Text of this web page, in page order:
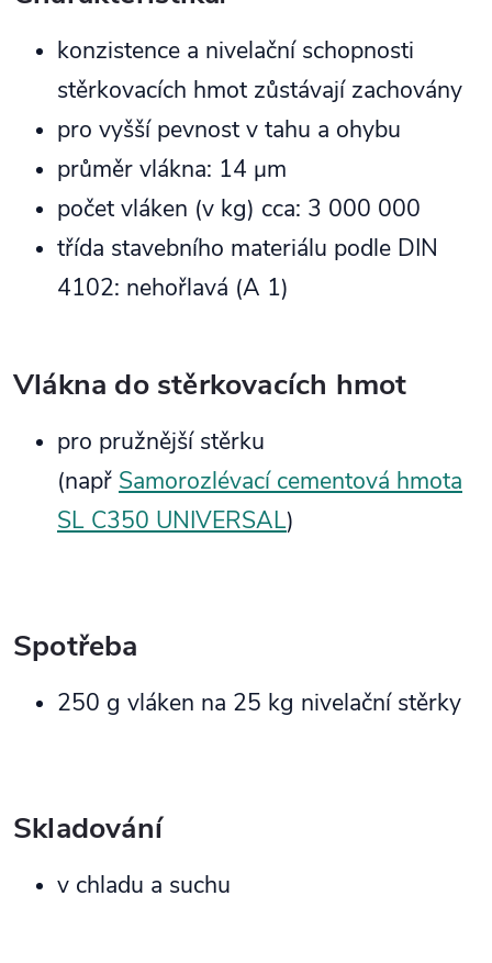
konzistence a nivelační schopnosti
stěrkovacích hmot zůstávají zachovány
pro vyšší pevnost v tahu a ohybu
průměr vlákna: 14 μm
počet vláken (v kg) cca: 3 000 000
třída stavebního materiálu podle DIN
4102: nehořlavá (A 1)
Vlákna do stěrkovacích hmot
pro pružnější stěrku
(např Samorozlévací cementová hmota
SL C350 UNIVERSAL)
Spotřeba
250 g vláken na 25 kg nivelační stěrky
Skladování
v chladu a suchu